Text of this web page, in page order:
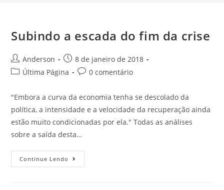
Subindo a escada do fim da crise
Anderson
8 de janeiro de 2018
Última Página
0 comentário
"Embora a curva da economia tenha se descolado da
política, a intensidade e a velocidade da recuperação ainda
estão muito condicionadas por ela." Todas as análises
sobre a saída desta…
Continue Lendo